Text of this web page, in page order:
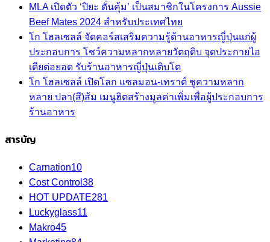
MLA เปิดตัว ‘ปิยะ ดั่นคุ้ม’ เป็นสมาชิกในโครงการ Aussie
Beef Mates 2024 สำหรับประเทศไทย
โก โฮลเซลล์ จัดคอร์สเสริมความรู้ด้านอาหารญี่ปุ่นแก่ผู้
ประกอบการ โชว์ความหลากหลายวัตถุดิบ จุดประกายไอ
เดียต่อยอด รับร้านอาหารญี่ปุ่นเติบโต
โก โฮลเซลล์ เปิดโลก แซลมอน-เทราต์ ชูความหลาก
หลาย ปลา(สี)ส้ม เมนูฮิตสร้างมูลค่าเพิ่มเพื่อผู้ประกอบการ
ร้านอาหาร
สารบัญ
Carnation10
Cost Control 38
HOT UPDATE281
Luckyglass11
Makro45